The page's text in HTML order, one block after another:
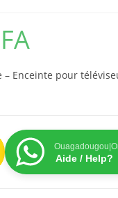
– Enceinte pour
Aide / Help?